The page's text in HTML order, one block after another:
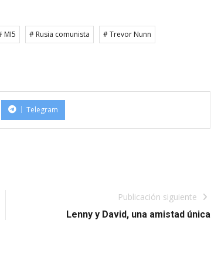
MI5 # Rusia comunista # Trevor Nunn
Telegram
Publicación siguiente
Lenny y David, una amistad única